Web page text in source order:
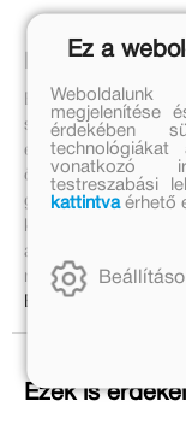
Leírás
Ez a füzet, játékos
szókincset, az
egyaránt, ráadásul
ösztönöznek. Már
gyakorolhatnak
alaposabban
megértse.
Bővebben:
Ezek is
Ez a
Weboldalunk
megjelenítése
érdekében
technológiákat
vonatkozó
testreszabási
kattintvaérhető